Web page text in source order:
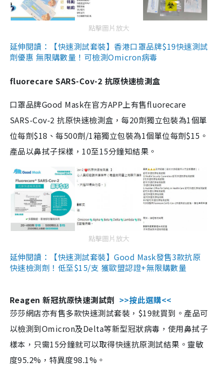
點擊圖片放大
延伸閱讀：【快速測試套裝】香港口罩品牌$19快速測試
劑優惠 無限購數量！可檢測Omicron病毒
fluorecare SARS-Cov-2 抗原快速檢測盒
口罩品牌Good Mask在官方APP上有售fluorecare
SARS-Cov-2 抗原快速檢測盒，每20劑獨立包裝為1個單
位每劑$18、每500劑/1箱獨立包裝為1個單位每劑$15。
產品以鼻拭子採樣，10至15分鐘知結果。
點擊圖片放大
延伸閱讀：【快速測試套裝】Good Mask發售3款抗原
快速檢測劑！低至$15/支 獲歐盟認證+無限購數量
Reagen 新冠抗原快速測試劑 >>按此選購<<
莎莎網店亦有售多款快速測試套裝，$19就買到。產品可
以檢測到Omicron及Delta等新型冠狀病毒，使用鼻拭子
樣本，只需15分鐘就可以取得快速抗原測試結果。靈敏
度95.2%，特異度98.1%。